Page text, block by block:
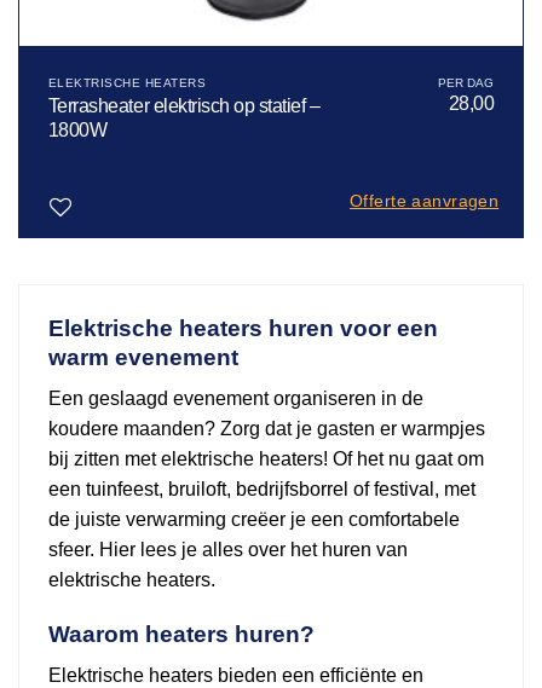
Elektrische heaters huren voor een
warm evenement
Een geslaagd evenement organiseren in de
koudere maanden? Zorg dat je gasten er warmpjes
bij zitten met elektrische heaters! Of het nu gaat om
een tuinfeest, bruiloft, bedrijfsborrel of festival, met
de juiste verwarming creëer je een comfortabele
sfeer. Hier lees je alles over het huren van
elektrische heaters.
Waarom heaters huren?
Elektrische heaters bieden een efficiënte en
ELEKTRISCHE HEATERS
Terrasheater elektrisch op statief –
1800W
28,00
Offerte aanvragen